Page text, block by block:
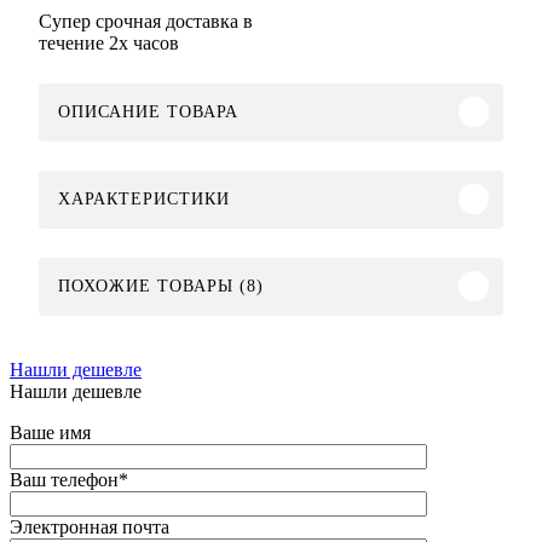
Супер срочная доставка в
течение 2х часов
ОПИСАНИЕ ТОВАРА
ХАРАКТЕРИСТИКИ
ПОХОЖИЕ ТОВАРЫ (8)
Нашли дешевле
Нашли дешевле
Ваше имя
Ваш телефон*
Электронная почта